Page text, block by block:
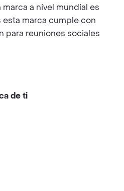
a nivel mundial es
marca cumple con
para reuniones sociales
de ti